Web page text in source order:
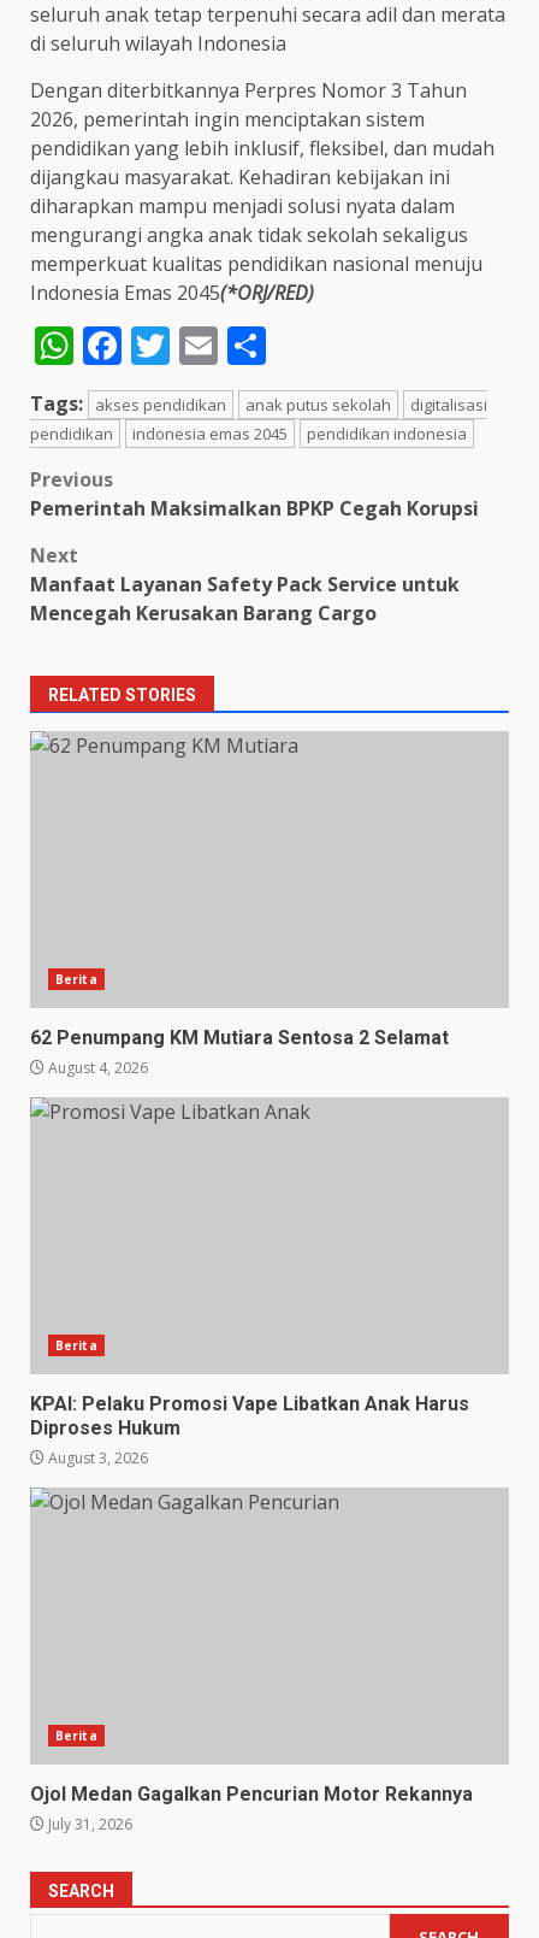
seluruh anak tetap terpenuhi secara adil dan merata
di seluruh wilayah Indonesia
Dengan diterbitkannya Perpres Nomor 3 Tahun
2026, pemerintah ingin menciptakan sistem
pendidikan yang lebih inklusif, fleksibel, dan mudah
dijangkau masyarakat. Kehadiran kebijakan ini
diharapkan mampu menjadi solusi nyata dalam
mengurangi angka anak tidak sekolah sekaligus
memperkuat kualitas pendidikan nasional menuju
Indonesia Emas 2045(*ORJ/RED)
WhatsApp
Facebook
Twitter
Email
Tags: akses pendidikan anak putus sekolah
digitalisasi
pendidikan
indonesia emas 2045 pendidikan indonesia
Post
Previous
Pemerintah Maksimalkan BPKP Cegah Korupsi
Next
Manfaat Layanan Safety Pack Service untuk
Mencegah Kerusakan Barang Cargo
RELATED STORIES
Berita
62 Penumpang KM Mutiara Sentosa 2 Selamat
August 4, 2026
Berita
KPAI: Pelaku Promosi Vape Libatkan Anak Harus
Diproses Hukum
August 3, 2026
Berita
Ojol Medan Gagalkan Pencurian Motor Rekannya
July 31, 2026
SEARCH